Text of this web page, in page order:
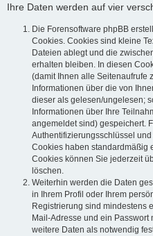
Ihre Daten werden auf vier
Die Forensoftware phpBB
Cookies. Cookies sind kleine
Dateien ablegt und die
erhalten bleiben. In diesen
(damit Ihnen alle Seitenaufrufe
Informationen über die von
dieser als gelesen/ungelesen;
Informationen über Ihre
angemeldet sind) gespeichert.
Authentifizierungsschlüssel
Cookies haben standardmäßig
Cookies können Sie jederzeit
löschen.
Weiterhin werden die Daten
in Ihrem Profil oder Ihrem
Registrierung sind mindestens
Mail-Adresse und ein
weitere Daten als notwendig